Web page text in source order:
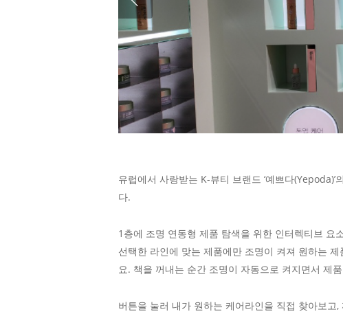
유럽에서 사랑받는 K-뷰티 브랜드 ‘예쁘다
다.
1층에 조명 연동형 제품 탐색을 위한 인터렉티브 요
선택한 라인에 맞는 제품에만 조명이 켜져 원하는
요. 책을 꺼내는 순간 조명이 자동으로 켜지면서 제
버튼을 눌러 내가 원하는 케어라인을 직접 찾아보